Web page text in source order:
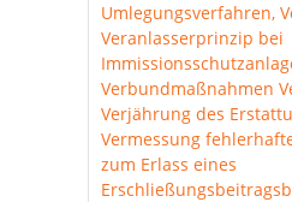
Umlegungsverfahren,
Veranlasserprinzip bei
Verbundmaßnahmen
Verjährung des
Vermessung
zum Erlass eines